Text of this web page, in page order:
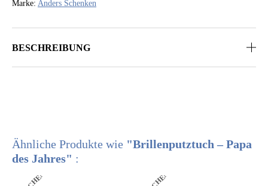
Marke: Anders Schenken
BESCHREIBUNG
Ähnliche Produkte wie "Brillenputztuch – Papa
des Jahres" :